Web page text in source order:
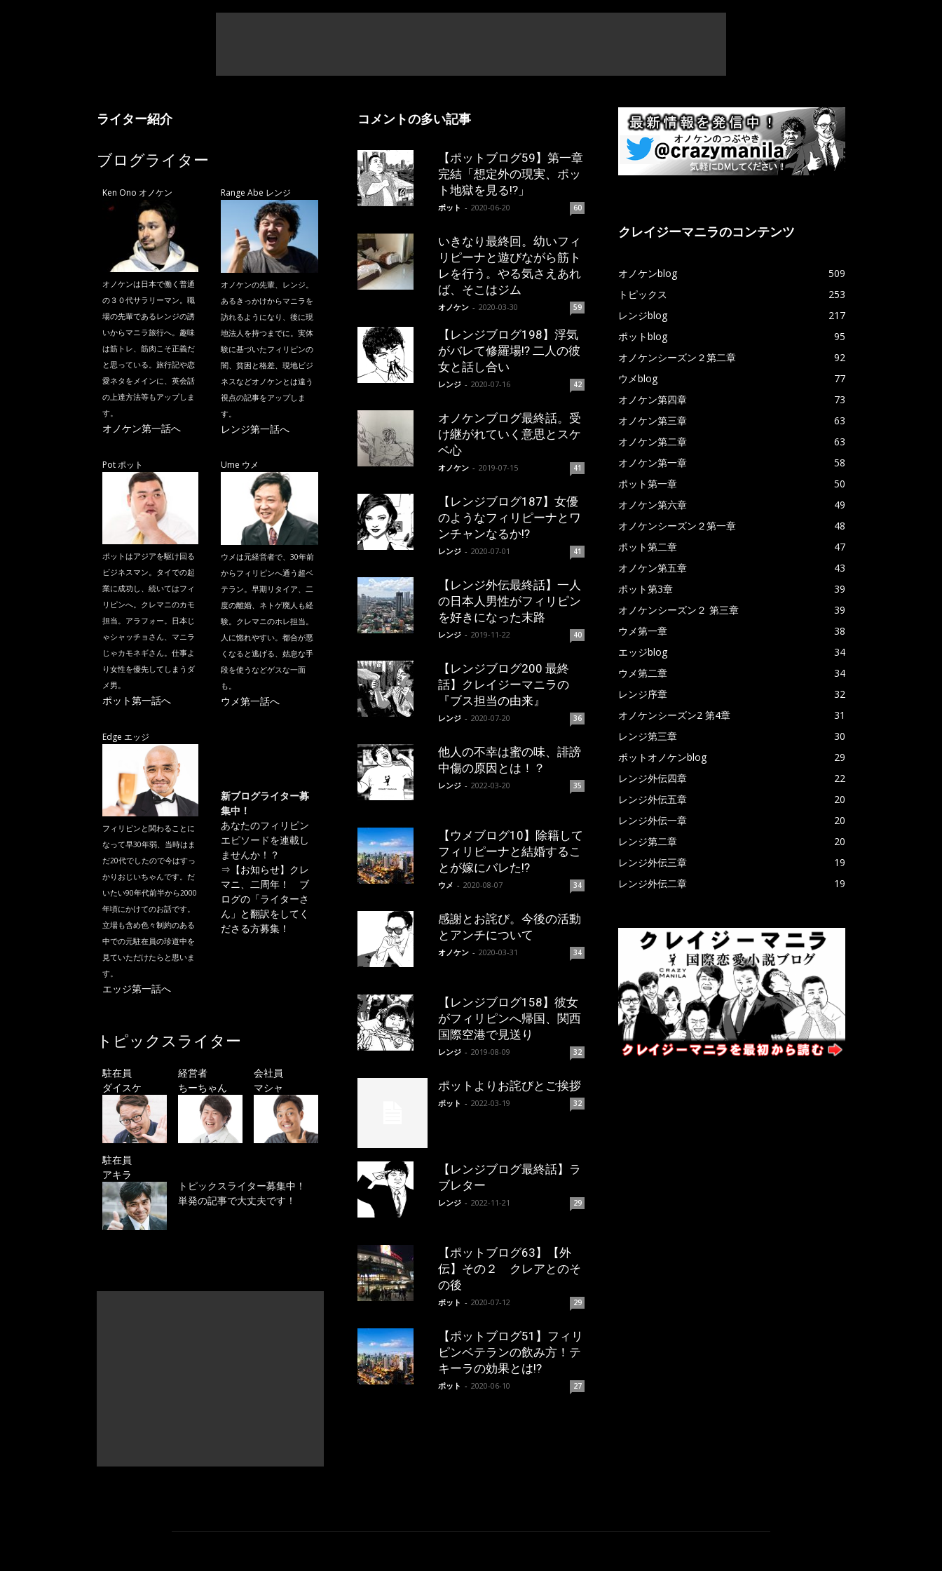
ライター紹介
ブログライター
Ken Ono オノケン
オノケンは日本で働く普通
の３０代サラリーマン。職
場の先輩であるレンジの誘
いからマニラ旅行へ。趣味
は筋トレ、筋肉こそ正義だ
と思っている。旅行記や恋
愛ネタをメインに、英会話
の上達方法等もアップしま
す。
オノケン第一話へ
Range Abe レンジ
オノケンの先輩、レンジ。
あるきっかけからマニラを
訪れるようになり、後に現
地法人を持つまでに。実体
験に基づいたフィリピンの
闇、貧困と格差、現地ビジ
ネスなどオノケンとは違う
視点の記事をアップしま
す。
レンジ第一話へ
Pot ポット
ポットはアジアを駆け回る
ビジネスマン。タイでの起
業に成功し、続いてはフィ
リピンへ。クレマニのカモ
担当。アラフォー。日本じ
ゃシャッチョさん、マニラ
じゃカモネギさん。仕事よ
り女性を優先してしまうダ
メ男。
ポット第一話へ
Ume ウメ
ウメは元経営者で、30年前
からフィリピンへ通う超ベ
テラン。早期リタイア、二
度の離婚、ネトゲ廃人も経
験。クレマニのホレ担当。
人に惚れやすい。都合が悪
くなると逃げる、姑息な手
段を使うなどゲスな一面
も。
ウメ第一話へ
Edge エッジ
フィリピンと関わることに
なって早30年弱、当時はま
だ20代でしたので今はすっ
かりおじいちゃんです。だ
いたい90年代前半から2000
年頃にかけてのお話です。
立場も含め色々制約のある
中での元駐在員の珍道中を
見ていただけたらと思いま
す。
エッジ第一話へ
新ブログライター募
集中！
あなたのフィリピン
エピソードを連載し
ませんか！？
⇒ 【お知らせ】クレ
マニ、二周年！ ブ
ログの「ライターさ
ん」と翻訳をしてく
ださる方募集！
トピックスライター
駐在員
ダイスケ
経営者
ちーちゃん
会社員
マシャ
駐在員
アキラ
トピックスライター募集中！
単発の記事で大丈夫です！
コメントの多い記事
【ポットブログ59】第一章
完結「想定外の現実、ポッ
ト地獄を見る!?」
ポット - 2020-06-20 60
いきなり最終回。幼いフィ
リピーナと遊びながら筋ト
レを行う。やる気さえあれ
ば、そこはジム
オノケン - 2020-03-30 59
【レンジブログ198】浮気
がバレて修羅場!? 二人の彼
女と話し合い
レンジ - 2020-07-16 42
オノケンブログ最終話。受
け継がれていく意思とスケ
ベ心
オノケン - 2019-07-15 41
【レンジブログ187】女優
のようなフィリピーナとワ
ンチャンなるか!?
レンジ - 2020-07-01 41
【レンジ外伝最終話】一人
の日本人男性がフィリピン
を好きになった末路
レンジ - 2019-11-22 40
【レンジブログ200 最終
話】クレイジーマニラの
『ブス担当の由来』
レンジ - 2020-07-20 36
他人の不幸は蜜の味、誹謗
中傷の原因とは！？
レンジ - 2022-03-20 35
【ウメブログ10】除籍して
フィリピーナと結婚するこ
とが嫁にバレた!?
ウメ - 2020-08-07 34
感謝とお詫び。今後の活動
とアンチについて
オノケン - 2020-03-31 34
【レンジブログ158】彼女
がフィリピンへ帰国、関西
国際空港で見送り
レンジ - 2019-08-09 32
ポットよりお詫びとご挨拶
ポット - 2022-03-19 32
【レンジブログ最終話】ラ
ブレター
レンジ - 2022-11-21 29
【ポットブログ63】【外
伝】その２ クレアとのそ
の後
ポット - 2020-07-12 29
【ポットブログ51】フィリ
ピンベテランの飲み方！テ
キーラの効果とは!?
ポット - 2020-06-10 27
クレイジーマニラのコンテンツ
オノケンblog
509
トピックス
253
レンジblog
217
ポットblog
95
オノケンシーズン２第二章
92
ウメblog
77
オノケン第四章
73
オノケン第三章
63
オノケン第二章
63
オノケン第一章
58
ポット第一章
50
オノケン第六章
49
オノケンシーズン２第一章
48
ポット第二章
47
オノケン第五章
43
ポット第3章
39
オノケンシーズン２ 第三章
39
ウメ第一章
38
エッジblog
34
ウメ第二章
34
レンジ序章
32
オノケンシーズン2 第4章
31
レンジ第三章
30
ポットオノケンblog
29
レンジ外伝四章
22
レンジ外伝五章
20
レンジ外伝一章
20
レンジ第二章
20
レンジ外伝三章
19
レンジ外伝二章
19